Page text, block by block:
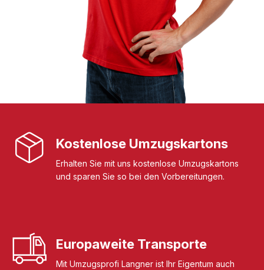
Kostenlose Umzugskartons
Erhalten Sie mit uns kostenlose Umzugskartons
und sparen Sie so bei den Vorbereitungen.
Europaweite Transporte
Mit Umzugsprofi Langner ist Ihr Eigentum auch